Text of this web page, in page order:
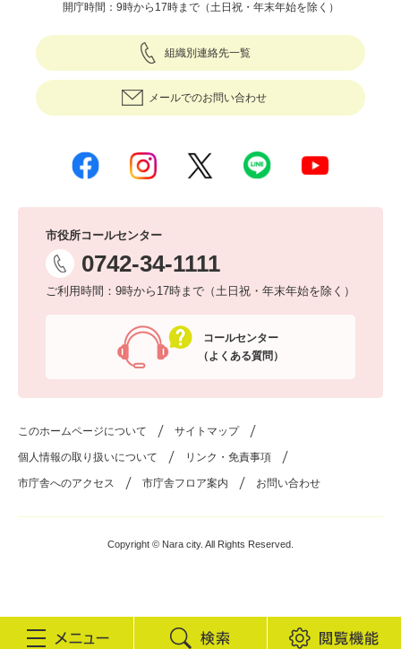
開庁時間：9時から17時まで（土日祝・年末年始を除く）
組織別連絡先一覧
メールでのお問い合わせ
市役所コールセンター
0742-34-1111
ご利用時間：9時から17時まで（土日祝・年末年始を除く）
コールセンター
（よくある質問）
このホームページについて サイトマップ
個人情報の取り扱いについて リンク・免責事項
市庁舎へのアクセス 市庁舎フロア案内 お問い合わせ
Copyright © Nara city. All Rights Reserved.